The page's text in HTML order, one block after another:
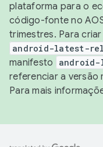
plataforma para o
código-fonte no
trimestres. Para
android-latest-
manifesto
referenciar a versão
Para mais